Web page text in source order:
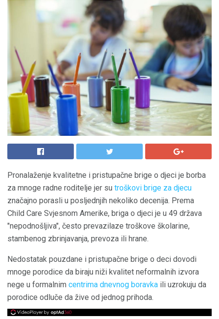
Pronalaženje kvalitetne i pristupačne brige o djeci je borba
za mnoge radne roditelje jer su troškovi brige za djecu
značajno porasli u posljednjih nekoliko decenija. Prema
Child Care Svjesnom Amerike, briga o djeci je u 49 država
"nepodnošljiva", često prevazilaze troškove školarine,
stambenog zbrinjavanja, prevoza ili hrane.
Nedostatak pouzdane i pristupačne brige o deci dovodi
mnoge porodice da biraju niži kvalitet neformalnih izvora
nege u formalnim centrima dnevnog boravka ili uzrokuju da
porodice odluče da žive od jednog prihoda.